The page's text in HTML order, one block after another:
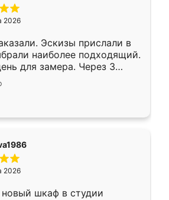
2026
Эскизы прислали в
наиболее подходящий.
для замера. Через 3
уже готова. Остались
Спасибо Ренессанс
работу!
2026
новый шкаф в студии